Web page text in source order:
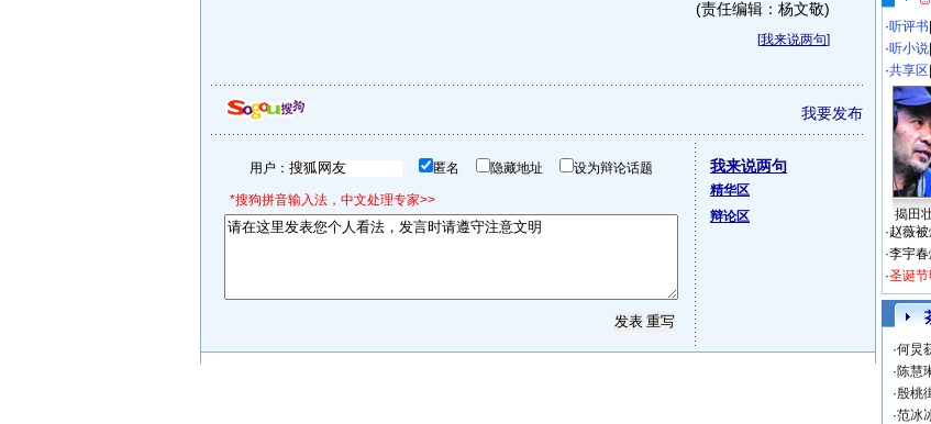
(责任编辑：杨文敬)
[我来说两句]
我要发布
用户： 匿名 隐藏地址 设为辩论话题
*搜狗拼音输入法，中文处理专家>>
我来说两句
精华区
辩论区
·听评书
·听小说
·共享区
揭田
·赵薇
·李宇
·圣诞
·何炅
·陈慧
·殷桃
·范冰